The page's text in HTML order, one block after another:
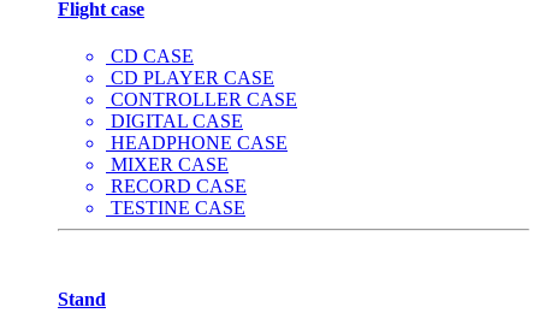
Flight case
CD CASE
CD PLAYER CASE
CONTROLLER CASE
DIGITAL CASE
HEADPHONE CASE
MIXER CASE
RECORD CASE
TESTINE CASE
Stand